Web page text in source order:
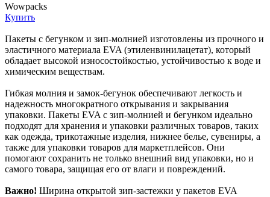
Wowpacks
Купить
Пакеты с бегунком и зип-молнией изготовлены из прочного и
эластичного материала EVA (этиленвинилацетат), который
обладает высокой износостойкостью, устойчивостью к воде и
химическим веществам.
Гибкая молния и замок-бегунок обеспечивают легкость и
надежность многократного открывания и закрывания
упаковки. Пакеты EVA с зип-молнией и бегунком идеально
подходят для хранения и упаковки различных товаров, таких
как одежда, трикотажные изделия, нижнее белье, сувениры, а
также для упаковки товаров для маркетплейсов. Они
помогают сохранить не только внешний вид упаковки, но и
самого товара, защищая его от влаги и повреждений.
Важно! Ширина открытой зип-застежки у пакетов EVA